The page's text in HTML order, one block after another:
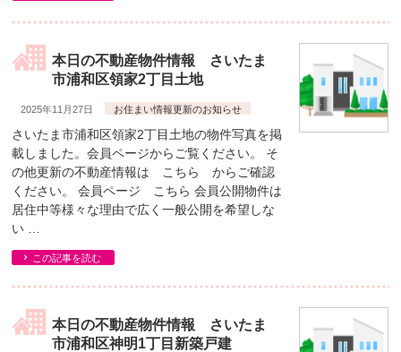
本日の不動産物件情報 さいたま
市浦和区領家2丁目土地
2025年11月27日 お住まい情報更新のお知らせ
さいたま市浦和区領家2丁目土地の物件写真を掲
載しました。会員ページからご覧ください。 そ
の他更新の不動産情報は こちら からご確認
ください。 会員ページ こちら 会員公開物件は
居住中等様々な理由で広く一般公開を希望しな
い …
この記事を読む
本日の不動産物件情報 さいたま
市浦和区神明1丁目新築戸建